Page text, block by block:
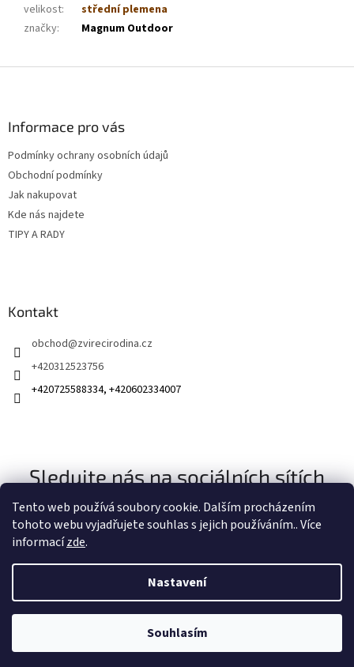
Tento web používá soubory cookie. Dalším procházením
tohoto webu vyjadřujete souhlas s jejich používáním.. Více
informacízde.
Nastavení
Souhlasím
velikost:
střední plemena
značky: Magnum Outdoor
Informace pro vás
Podmínky ochrany osobních údajů
Obchodní podmínky
Jak nakupovat
Kde nás najdete
TIPY A RADY
Kontakt
obchod@zvirecirodina.cz
+420312523756
+420725588334, +420602334007
Sledujte nás na sociálních sítích
Vytvořil Shoptet
Zvířecí rodina. Všechna práva vyhrazena.
Získejte slevu 100 Kč